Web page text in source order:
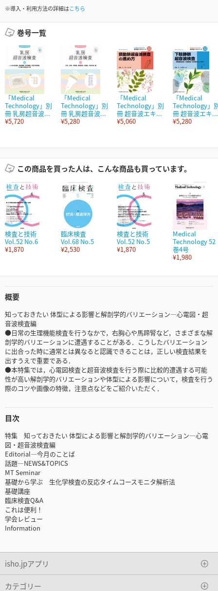
※導入・利用方法の詳細はこちら
巻号一覧
「Medical
Technology」別
冊 乳房超音波...
¥5,720
「Medical
Technology」別
冊 乳房超音波...
¥5,280
「Medical
Technology」別
冊 超音波エキ...
¥5,060
「Medical
Technology」
冊 超音波エキ...
¥5,280
この商品を買った人は、こんな商品も買っています。
検査と技術
Vol.52 No.6
¥1,870
臨床検査
Vol.68 No.5
¥2,530
検査と技術
Vol.52 No.5
¥1,870
Medical
Technology 52
巻4号
¥1,980
概要
知っておきたい 体型による影響と解剖学的バリエーション―心電図・超
音波検査編
●日常の生理機能検査を行うなかで，右胸心や馬蹄腎など，さまざまな解
剖学的バリエーションに遭遇することがある．こうしたバリエーション
に出合った時に通常とは異なると認識できることは，正しい検査結果を
出すうえで重要である．
●本特集では，心電図検査と超音波検査を行う際に比較的遭遇する可能
性が高い解剖学的バリエーションや体型による影響について，検査を行う
際のコツや画像の特徴，注意点などをご紹介いただく．
目次
特集 知っておきたい 体型による影響と解剖学的バリエーション―心電
図・超音波検査編
Editorial―今月のことば
話題―NEWS&TOPICS
MT Seminar
基礎から学ぶ 生化学検査の反応タイムコースモニタ解析法
基礎講座
臨床検査Q&A
これは便利！
学会レビュー
Information
isho.jpアプリ
カテゴリー